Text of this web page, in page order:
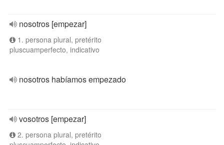
nosotros [empezar]
1. persona plural, pretérito
pluscuamperfecto, indicativo
nosotros habíamos empezado
vosotros [empezar]
2. persona plural, pretérito